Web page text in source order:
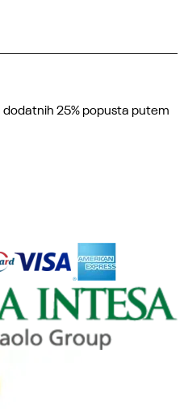
dodatnih 25% popusta putem